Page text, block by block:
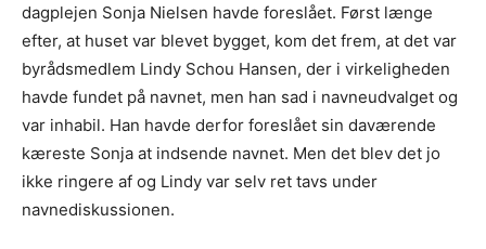
dagplejen Sonja Nielsen havde foreslået. Først længe
efter, at huset var blevet bygget, kom det frem, at det var
byrådsmedlem Lindy Schou Hansen, der i virkeligheden
havde fundet på navnet, men han sad i navneudvalget og
var inhabil. Han havde derfor foreslået sin daværende
kæreste Sonja at indsende navnet. Men det blev det jo
ikke ringere af og Lindy var selv ret tavs under
navnediskussionen.